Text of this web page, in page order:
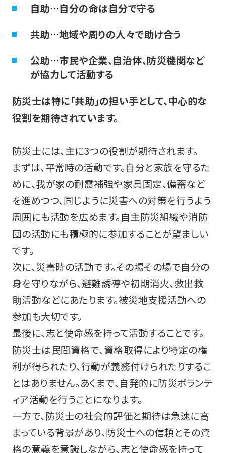
自助…自分の命は自分で守る
共助…地域や周りの人々で助け合う
公助…市民や企業、自治体、防災機関など
が協力して活動する
防災士は特に「共助」の担い手として、中心的な
役割を期待されています。
防災士には、主に3つの役割が期待されます。
まずは、平常時の活動です。自分と家族を守るた
めに、我が家の耐震補強や家具固定、備蓄など
を進めつつ、同じように災害への対策を行うよう
周囲にも活動を広めます。自主防災組織や消防
団の活動にも積極的に参加することが望ましい
です。
次に、災害時の活動です。その場その場で自分の
身を守りながら、避難誘導や初期消火、救出救
助活動などにあたります。被災地支援活動への
参加も大切です。
最後に、志と使命感を持って活動することです。
防災士は民間資格で、資格取得により特定の権
利が得られたり、行動が義務付けられたりするこ
とはありません。あくまで、自発的に防災ボランテ
ィア活動を行うことになります。
一方で、防災士の社会的評価と期待は急速に高
まっている背景があり、防災士への信頼とその資
格の意義を意識しながら、志と使命感を持って